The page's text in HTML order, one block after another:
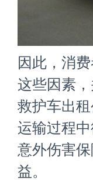
因此，消
这些因素
救护车出
运输过程
意外伤害
益。